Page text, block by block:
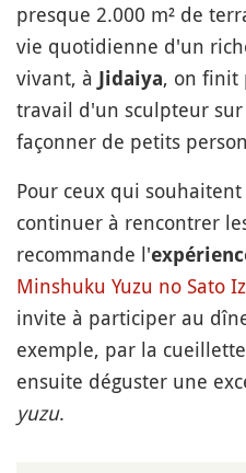
presque 2.000 m² de
vie quotidienne d'un
vivant, à Jidaiya, on finit
travail d'un sculpteur
façonner de petits
Pour ceux qui
continuer à rencontrer
recommande l'
Minshuku Yuzu no Sato
invite à participer au
exemple, par la
ensuite déguster une
yuzu.